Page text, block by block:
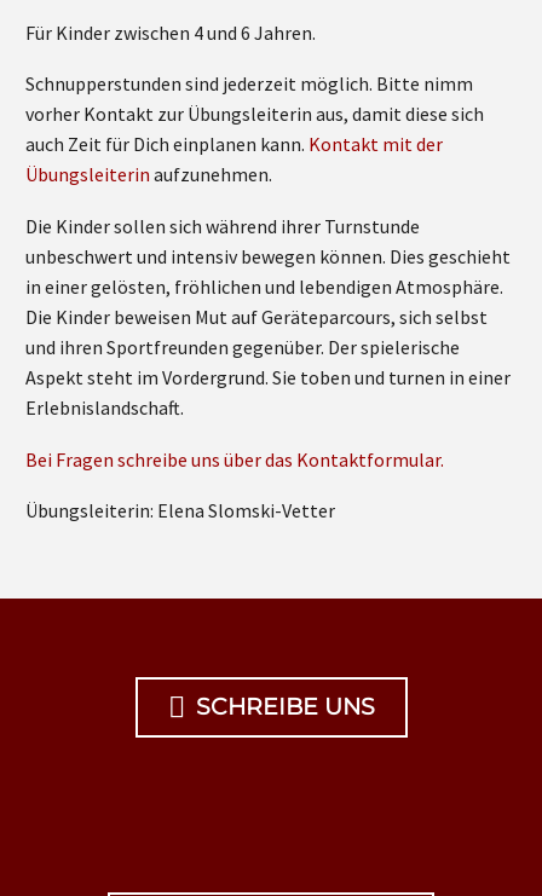
Für Kinder zwischen 4 und 6 Jahren.
Schnupperstunden sind jederzeit möglich. Bitte nimm
vorher Kontakt zur Übungsleiterin aus, damit diese sich
auch Zeit für Dich einplanen kann. Kontakt mit der
Übungsleiterin aufzunehmen.
Die Kinder sollen sich während ihrer Turnstunde
unbeschwert und intensiv bewegen können. Dies geschieht
in einer gelösten, fröhlichen und lebendigen Atmosphäre.
Die Kinder beweisen Mut auf Geräteparcours, sich selbst
und ihren Sportfreunden gegenüber. Der spielerische
Aspekt steht im Vordergrund. Sie toben und turnen in einer
Erlebnislandschaft.
Bei Fragen schreibe uns über das Kontaktformular.
Übungsleiterin: Elena Slomski-Vetter
 SCHREIBE UNS